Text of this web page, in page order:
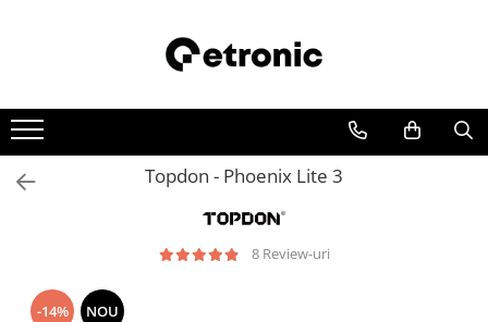
Topdon - Phoenix Lite 3
8 Review-uri
-14% NOU